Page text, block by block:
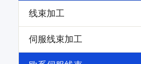
线束加工
伺服线束加工